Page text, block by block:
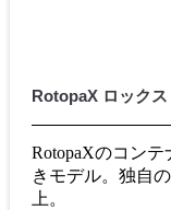
RotopaX ロック
RotopaXのコン
きモデル。独自
上。